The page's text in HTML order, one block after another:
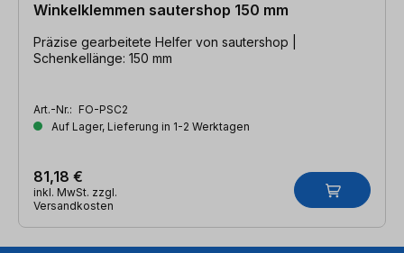
Winkelklemmen sautershop 150 mm
Präzise gearbeitete Helfer von sautershop |
Schenkellänge: 150 mm
Art.-Nr.: FO-PSC2
Auf Lager, Lieferung in 1-2 Werktagen
81,18 €
inkl. MwSt. zzgl.
Versandkosten